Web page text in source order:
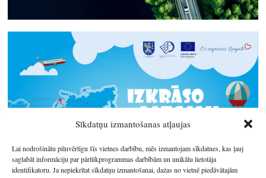
Sīkdatņu izmantošanas atļaujas
Lai nodrošinātu pilnvērtīgu šīs vietnes darbību, mēs izmantojam sīkdatnes, kas ļauj
saglabāt informāciju par pārlūkprogrammas darbībām un unikālu lietotāja
identifikatoru. Ja nepiekrītat sīkdatņu izmantošanai, dažas no vietnē piedāvātajām